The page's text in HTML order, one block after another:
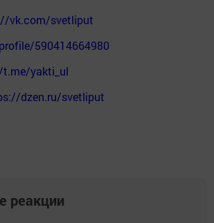
vk.com/svetliput
590414664980
yakti_ul
dzen.ru/svetliput
реакции